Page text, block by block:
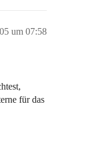
um 07:58
für das